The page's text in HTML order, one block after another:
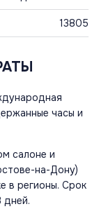
13805
часы и
салоне и
на-Дону)
в регионы. Срок
дней.